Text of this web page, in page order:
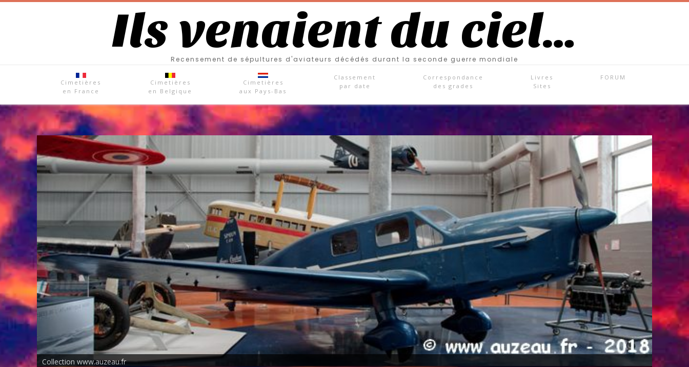
Ils venaient du ciel…
Recensement de sépultures d'aviateurs décédés durant la seconde guerre mondiale
Cimetières
en France
Cimetières
en Belgique
Cimetières
aux Pays-Bas
Classement
par date
Correspondance
des grades
Livres
Sites
FORUM
Collection www.auzeau.fr